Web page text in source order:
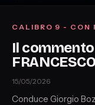
CALIBRO 9 - CON
Il
15/05/2026
Conduce Giorgio